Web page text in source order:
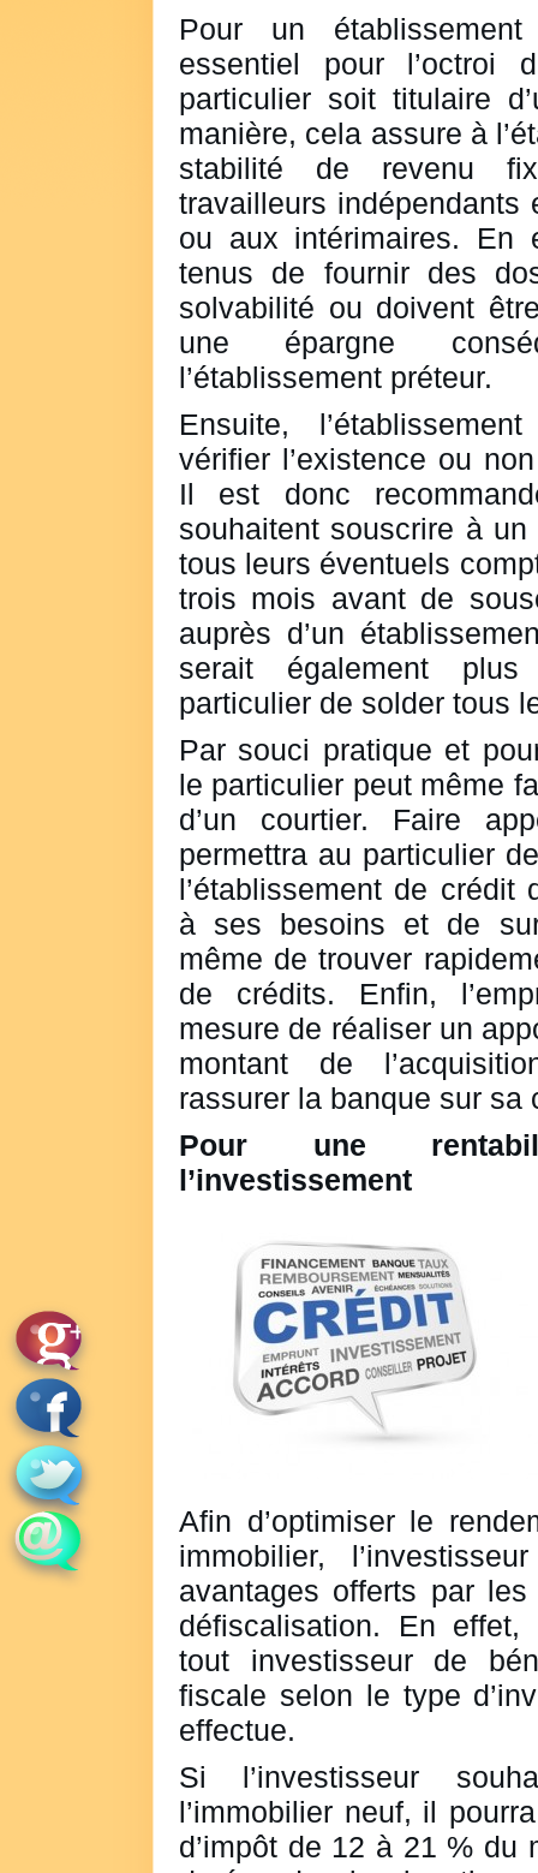
Pour un
essentiel pour l’octroi
particulier soit titulaire
manière, cela assure à
stabilité de revenu
travailleurs
ou aux intérimaires. En
tenus de fournir des
solvabilité ou doivent
une épargne
l’établissement préteur.
Ensuite,
vérifier l’existence ou
Il est donc
souhaitent souscrire à un
tous leurs éventuels
trois mois avant de
auprès d’un
serait également
particulier de solder tous
Par souci pratique et
le particulier peut même
d’un courtier. Faire
permettra au particulier
l’établissement de crédit
à ses besoins et de
même de trouver
de crédits. Enfin,
mesure de réaliser un
montant de
rassurer la banque sur sa
Pour une
l’investissement
Afin d’optimiser le
immobilier,
avantages offerts par
défiscalisation. En
tout investisseur de
fiscale selon le type
effectue.
Si l’investisseur
l’immobilier neuf, il
d’impôt de 12 à 21 % du